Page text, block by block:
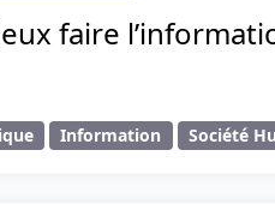
faire
Information Société